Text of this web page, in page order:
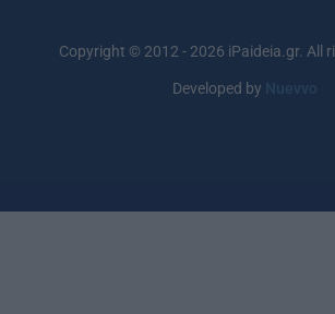
Copyright © 2012 - 2026 iPaideia.gr. All
Developed by